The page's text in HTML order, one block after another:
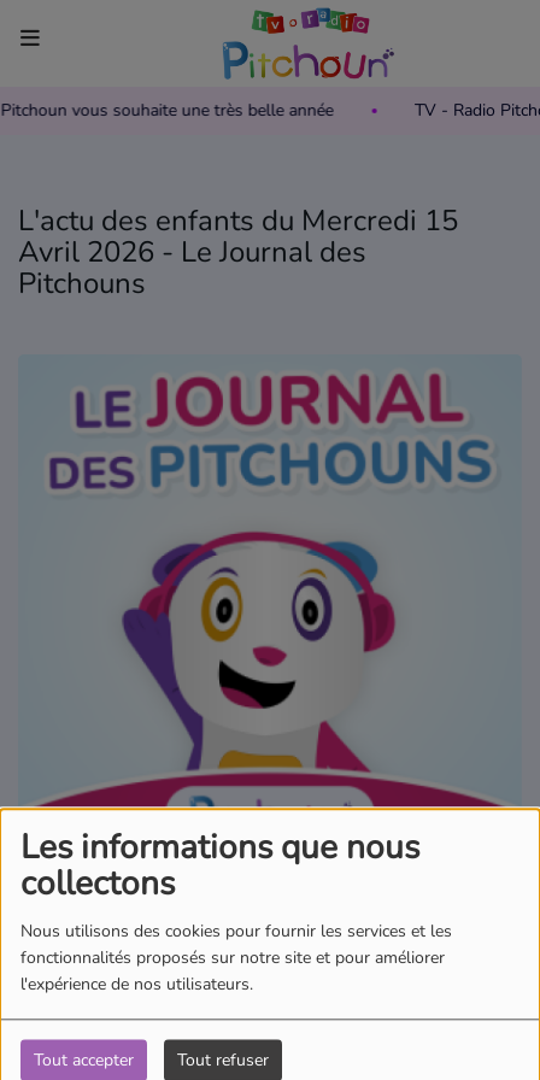
Les informations que nous
collectons
Nous utilisons des cookies pour fournir les services et les
fonctionnalités proposés sur notre site et pour améliorer
l'expérience de nos utilisateurs.
Tout accepter Tout refuser
Pitchoun vous souhaite une très belle année TV - Radio
Accueil
Grille des programmes TV
Replay TV Pitchoun
Radio
Grille des programmes Radio
Où écouter Radio Pitchoun ?
Pitchoun Rédac
Qui sommes-nous ?
Contact
L'actu des enfants du Mercredi 15
Avril 2026 - Le Journal des
Pitchouns
15 avril 2026 - 00:00
Écouter le podcast
Aujourd'hui dans l'actu des Pitchouns, Ambre nous emmène en
Afrique du Sud. Rudolf Erasmus pilotait un petit avion de tourisme